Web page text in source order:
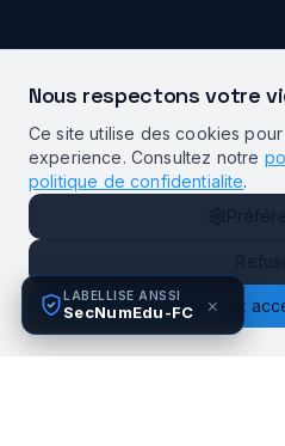
Nous respectons votre
Ce site utilise des cookies
experience. Consultez notre
politique de confidentialite.
Tout
LABELLISE ANSSI
SecNumEdu-FC ×